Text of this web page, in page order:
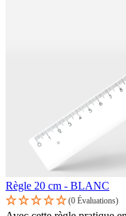
Règle 20 cm - BLANC
(0 Évaluations)